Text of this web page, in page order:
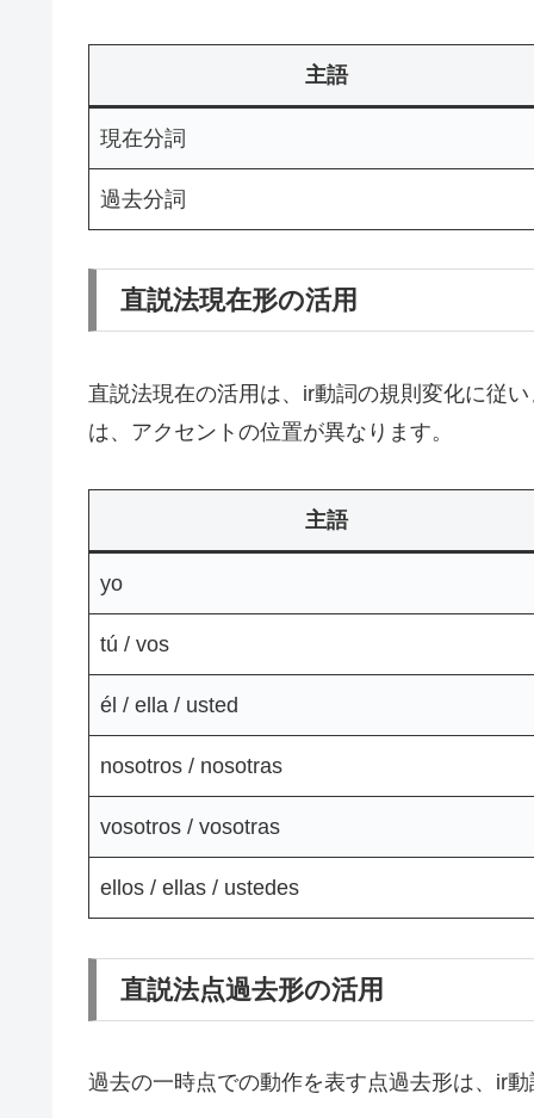
主語
現在分詞
過去分詞
直説法現在形の活用
直説法現在の活用は、ir動詞の規則変化に従
は、アクセントの位置が異なります。
主語
yo
tú / vos
él / ella / usted
nosotros / nosotras
vosotros / vosotras
ellos / ellas / ustedes
直説法点過去形の活用
過去の一時点での動作を表す点過去形は、ir